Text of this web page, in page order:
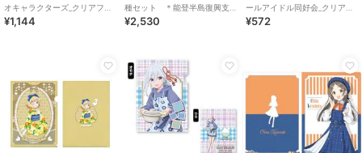
オキャラクターズ_クリアファ
イルセット
¥1,144
種セット ＊能登半島復興支
援チャリティーグッズ
¥2,530
ールアイドル同好会_クリアフ
ァイル／天王寺 璃奈
¥572